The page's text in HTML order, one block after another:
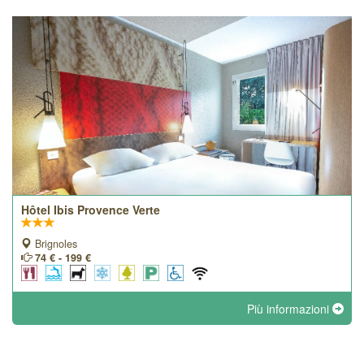
Hôtel Ibis Provence Verte
Brignoles
74 € - 199 €
Più informazioni